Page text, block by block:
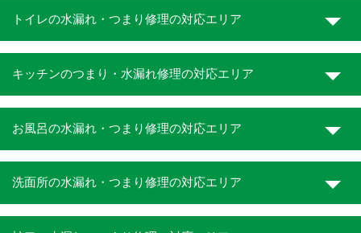
トイレの水漏れ・つまり修理の対応エリア
キッチンのつまり・水漏れ修理の対応エリア
お風呂の水漏れ・つまり修理の対応エリア
洗面所の水漏れ・つまり修理の対応エリア